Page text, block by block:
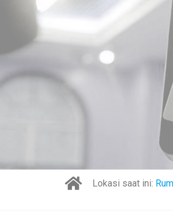
Lokasi saat ini: